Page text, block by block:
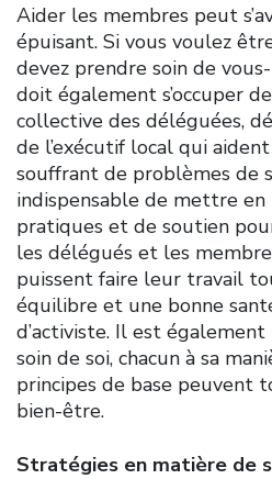
Aider les membres peut
épuisant. Si vous voulez
devez prendre soin de
doit également s’occuper
collective des déléguées,
de l’exécutif local qui
souffrant de problèmes de
indispensable de mettre en
pratiques et de soutien
les délégués et les
puissent faire leur travail
équilibre et une bonne
d’activiste. Il est
soin de soi, chacun à sa
principes de base peuvent
bien-être.
Stratégies en matière de